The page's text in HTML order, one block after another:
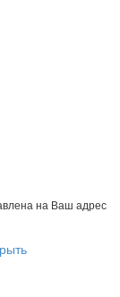
на Ваш адрес